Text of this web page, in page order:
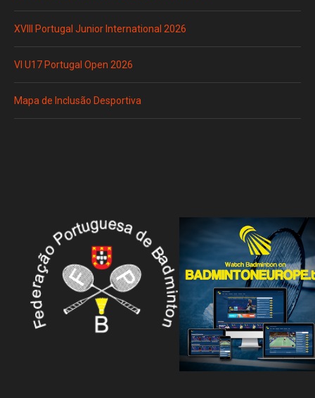
XVIII Portugal Junior International 2026
VI U17 Portugal Open 2026
Mapa de Inclusão Desportiva